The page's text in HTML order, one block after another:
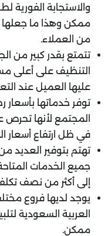
والاستجابة الفورية
ممكن وهذا ما جعلها
من العملاء.
تتمتع بقدر كبير من
التنظيف على أعلى
عليها العميل عند
توفر خدماتها
المجتمع لأنها تحرص
في ظل ارتفاع أسعار
تهتم بتوفير
جميع الخدمات
إلى أكثر من نصف
يوجد لديها فروع
العربية السعودية
ممكن.